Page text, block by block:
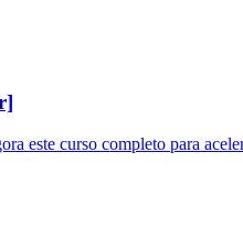
este curso completo para